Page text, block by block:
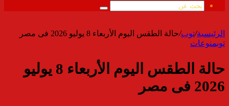
الموقع
بحث
الرئيسية/توب/حالة الطقس اليوم الأربعاء 8 يوليو 2026 فى مصر
توبمنوعات
حالة الطقس اليوم الأربعاء 8 يوليو
2026 فى مصر